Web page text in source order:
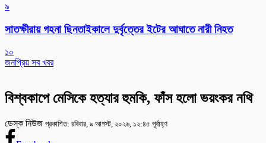
৯
সাতক্ষীরায় গহনা ছিনতাইকালে দুর্বৃত্তের ইটের আঘাতে নারী নিহত
১০
জনপ্রিয় সব খবর
বিশ্বকাপে মেসিকে হত্যার হুমকি, ফাঁস হলো ভয়ংকর নথি
ডেস্ক নিউজ প্রকাশিত: রবিবার, ৯ আগস্ট, ২০২৬, ১২:৪৫ পূর্বাহ্ণ